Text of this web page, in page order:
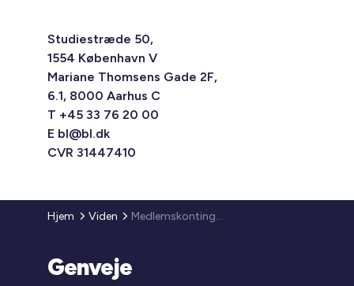
Studiestræde 50,
1554 København V
Mariane Thomsens Gade 2F,
6.1, 8000 Aarhus C
T +45 33 76 20 00
E bl@bl.dk
CVR 31447410
Hjem Viden Medlemskontingent 2015
Genveje